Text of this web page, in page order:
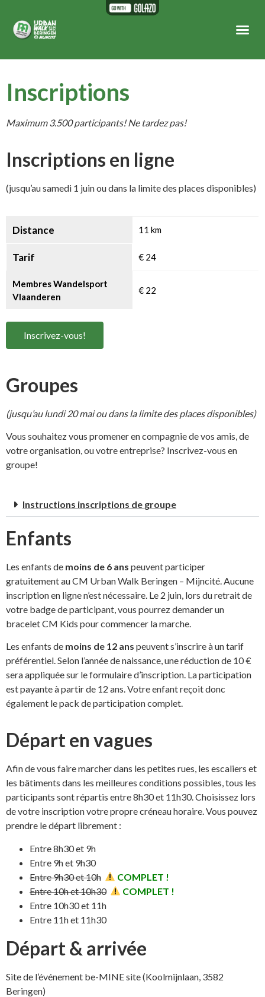
Inscriptions
Maximum 3.500 participants! Ne tardez pas!
Inscriptions en ligne
(jusqu’au samedi 1 juin ou dans la limite des places disponibles)
Distance 11 km
Tarif € 24
Membres Wandelsport
Vlaanderen
€ 22
Inscrivez-vous!
Groupes
(jusqu’au lundi 20 mai ou dans la limite des places disponibles)
Vous souhaitez vous promener en compagnie de vos amis, de
votre organisation, ou votre entreprise? Inscrivez-vous en
groupe!
Instructions inscriptions de groupe
Enfants
Les enfants de moins de 6 ans peuvent participer
gratuitement au CM Urban Walk Beringen – Mijncité. Aucune
inscription en ligne n’est nécessaire. Le 2 juin, lors du retrait de
votre badge de participant, vous pourrez demander un
bracelet CM Kids pour commencer la marche.
Les enfants de moins de 12 ans peuvent s’inscrire à un tarif
préférentiel. Selon l’année de naissance, une réduction de 10 €
sera appliquée sur le formulaire d’inscription. La participation
est payante à partir de 12 ans. Votre enfant reçoit donc
également le pack de participation complet.
Départ en vagues
Afin de vous faire marcher dans les petites rues, les escaliers et
les bâtiments dans les meilleures conditions possibles, tous les
participants sont répartis entre 8h30 et 11h30. Choisissez lors
de votre inscription votre propre créneau horaire. Vous pouvez
prendre le départ librement :
Entre 8h30 et 9h
Entre 9h et 9h30
Entre 9h30 et 10h
COMPLET !
Entre 10h et 10h30
COMPLET !
Entre 10h30 et 11h
Entre 11h et 11h30
Départ & arrivée
Site de l’événement be-MINE site (Koolmijnlaan, 3582
Beringen)